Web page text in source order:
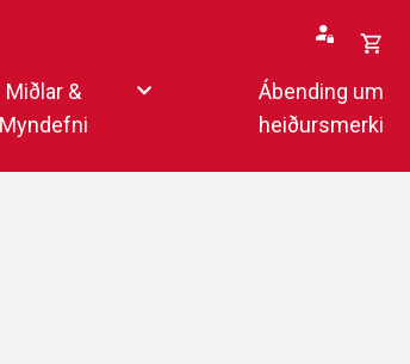
Miðlar &
Myndefni
Ábending um
heiðursmerki
Opna
körfu